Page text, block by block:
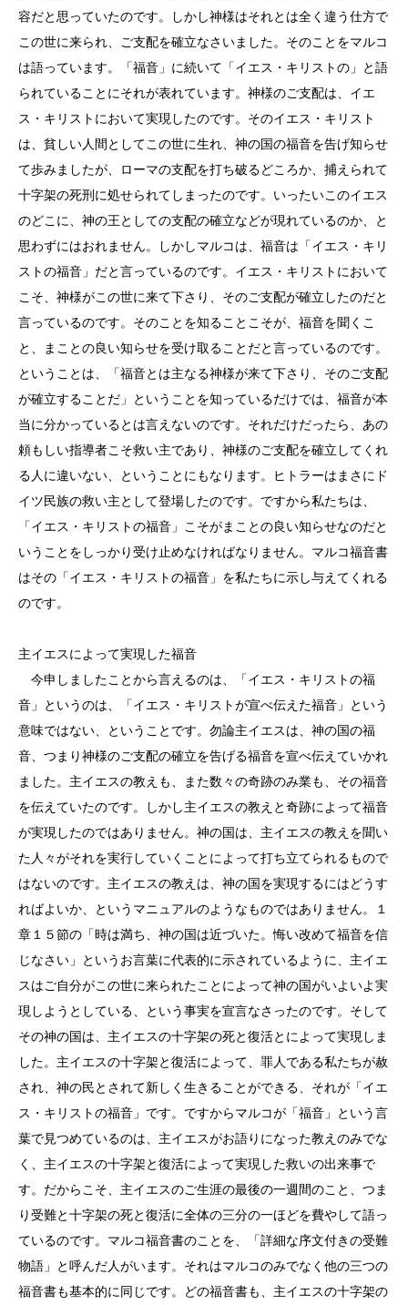
容だと思っていたのです。しかし神様はそれとは全く違う仕方で
この世に来られ、ご支配を確立なさいました。そのことをマルコ
は語っています。「福音」に続いて「イエス・キリストの」と語
られていることにそれが表れています。神様のご支配は、イエ
ス・キリストにおいて実現したのです。そのイエス・キリスト
は、貧しい人間としてこの世に生れ、神の国の福音を告げ知らせ
て歩みましたが、ローマの支配を打ち破るどころか、捕えられて
十字架の死刑に処せられてしまったのです。いったいこのイエス
のどこに、神の王としての支配の確立などが現れているのか、と
思わずにはおれません。しかしマルコは、福音は「イエス・キリ
ストの福音」だと言っているのです。イエス・キリストにおいて
こそ、神様がこの世に来て下さり、そのご支配が確立したのだと
言っているのです。そのことを知ることこそが、福音を聞くこ
と、まことの良い知らせを受け取ることだと言っているのです。
ということは、「福音とは主なる神様が来て下さり、そのご支配
が確立することだ」ということを知っているだけでは、福音が本
当に分かっているとは言えないのです。それだけだったら、あの
頼もしい指導者こそ救い主であり、神様のご支配を確立してくれ
る人に違いない、ということにもなります。ヒトラーはまさにド
イツ民族の救い主として登場したのです。ですから私たちは、
「イエス・キリストの福音」こそがまことの良い知らせなのだと
いうことをしっかり受け止めなければなりません。マルコ福音書
はその「イエス・キリストの福音」を私たちに示し与えてくれる
のです。
主イエスによって実現した福音
今申しましたことから言えるのは、「イエス・キリストの福
音」というのは、「イエス・キリストが宣べ伝えた福音」という
意味ではない、ということです。勿論主イエスは、神の国の福
音、つまり神様のご支配の確立を告げる福音を宣べ伝えていかれ
ました。主イエスの教えも、また数々の奇跡のみ業も、その福音
を伝えていたのです。しかし主イエスの教えと奇跡によって福音
が実現したのではありません。神の国は、主イエスの教えを聞い
た人々がそれを実行していくことによって打ち立てられるもので
はないのです。主イエスの教えは、神の国を実現するにはどうす
ればよいか、というマニュアルのようなものではありません。１
章１５節の「時は満ち、神の国は近づいた。悔い改めて福音を信
じなさい」というお言葉に代表的に示されているように、主イエ
スはご自分がこの世に来られたことによって神の国がいよいよ実
現しようとしている、という事実を宣言なさったのです。そして
その神の国は、主イエスの十字架の死と復活とによって実現しま
した。主イエスの十字架と復活によって、罪人である私たちが赦
され、神の民とされて新しく生きることができる、それが「イエ
ス・キリストの福音」です。ですからマルコが「福音」という言
葉で見つめているのは、主イエスがお語りになった教えのみでな
く、主イエスの十字架と復活によって実現した救いの出来事で
す。だからこそ、主イエスのご生涯の最後の一週間のこと、つま
り受難と十字架の死と復活に全体の三分の一ほどを費やして語っ
ているのです。マルコ福音書のことを、「詳細な序文付きの受難
物語」と呼んだ人がいます。それはマルコのみでなく他の三つの
福音書も基本的に同じです。どの福音書も、主イエスの十字架の